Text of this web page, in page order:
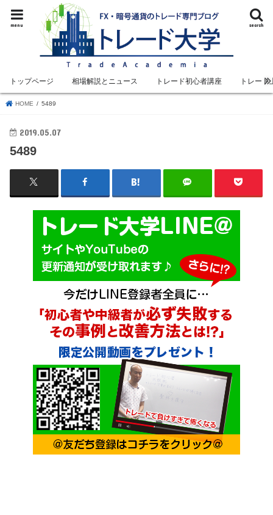
search
menu
トップページ 相場解説とニュース トレード初心者講座 トレード
HOME 5489
2019.05.07
5489